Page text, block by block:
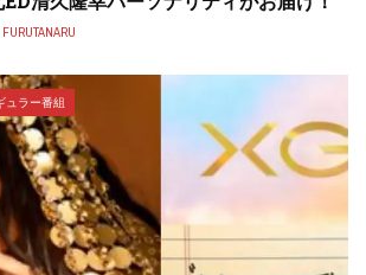
FURUTANARU
ュラー番組